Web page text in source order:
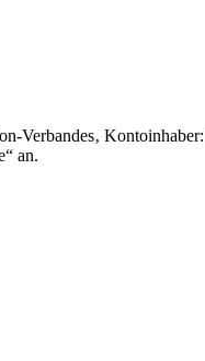
Verbandes‚
an.